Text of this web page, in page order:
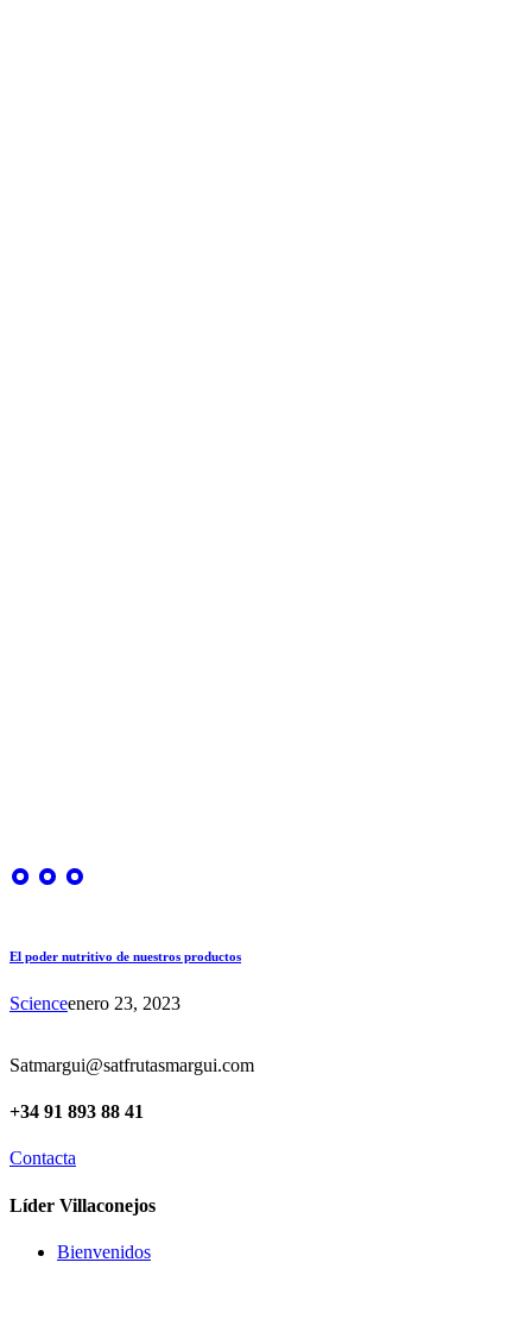
El poder nutritivo de nuestros productos
Scienceenero 23, 2023
Satmargui@satfrutasmargui.com
+34 91 893 88 41
Contacta
Líder Villaconejos
Bienvenidos